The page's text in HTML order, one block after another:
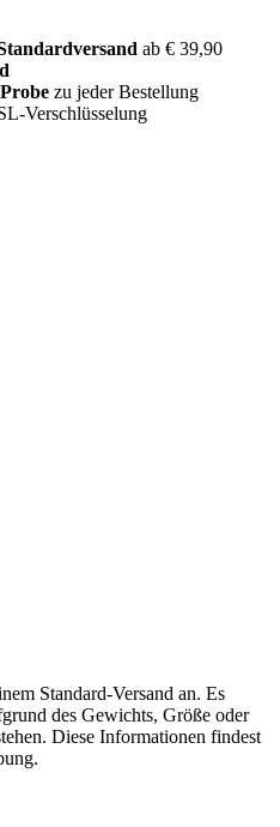
ab € 39,90
zu jeder Bestellung
Verschlüsselung
Standard-Versand an. Es
des Gewichts, Größe oder
Diese Informationen findest